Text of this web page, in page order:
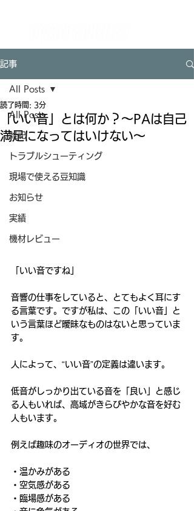
記事
All Posts
雑記
トラブルシューティング
現場で使える豆知識
お知らせ
実績
機材レビュー
All Posts
「いい音」とは何か？〜PAは自己
満足になってはいけない〜
読了時間: 3分
「いい音ですね」
音響の仕事をしていると、とてもよく耳にす
る言葉です。ですが私は、この「いい音」と
いう言葉ほど曖昧なものはないと思っていま
す。
人によって、“いい音”の定義は違います。
低音がしっかり出ている音を「良い」と感じ
る人もいれば、高域がきらびやかな音を好む
人もいます。
例えば趣味のオーディオの世界では、
・温かみがある
・空気感がある
・臨場感がある